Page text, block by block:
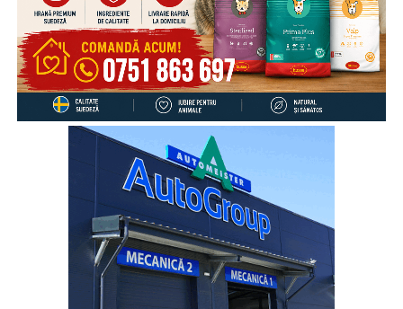
bucură în mediul școlar, 39% dintre copii au răspuns că fac
acest lucru zilnic, 27% de câteva ori pe săptămână, 12% o
dată pe săptămână, 17% mai rar, iar 4% preferă să discute
despre aceste aspecte cu altcineva.
„Cu toate că înțeleg rațional motivele care i-au determinat
pe părinți să plece în străinătate, pentru a le putea asigura
un trai decent, copiii rămași cel mai adesea în grija rudelor
din țară resimt absența părinților zi de zi, mai ales atunci
când au probleme, simt nevoia să fie sfătuiți sau să fie
sprijiniți emoțional. De aceea comunicarea cu părinții este
esențială, chiar și de la distanță, pentru că ea îi dă
copilului sentimentul de siguranță de care are atâta
explică
Gabriela Alexandrescu, Președinte